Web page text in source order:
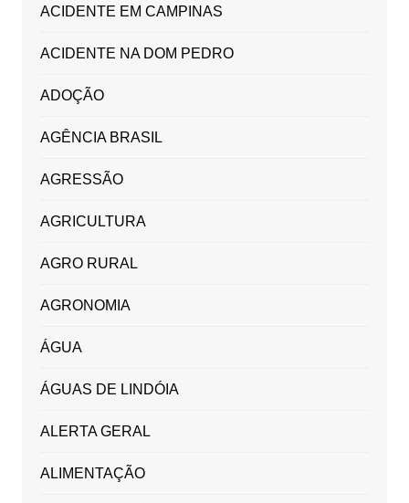
ACIDENTE EM CAMPINAS
ACIDENTE NA DOM PEDRO
ADOÇÃO
AGÊNCIA BRASIL
AGRESSÃO
AGRICULTURA
AGRO RURAL
AGRONOMIA
ÁGUA
ÁGUAS DE LINDÓIA
ALERTA GERAL
ALIMENTAÇÃO